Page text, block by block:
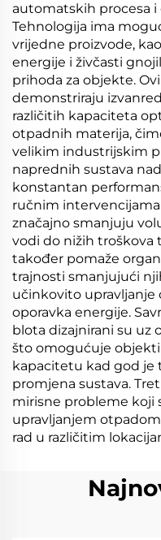
automatskih procesa i
Tehnologija ima
vrijedne proizvode,
energije i živčasti
prihoda za objekte.
demonstriraju
različitih kapaciteta
otpadnih materija,
velikim industrijskim
naprednih sustava
konstantan
ručnim
značajno smanjuju
vodi do nižih troškova
također pomaže
trajnosti smanjujući
učinkovito
oporavka energije.
blota dizajnirani su uz
što omogućuje
kapacitetu kad god je
promjena sustava.
mirisne probleme koji
upravljanjem
rad u različitim